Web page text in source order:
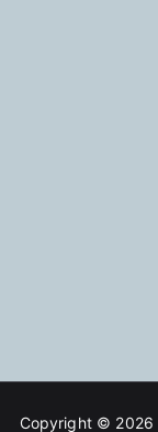
Copyright © 2026